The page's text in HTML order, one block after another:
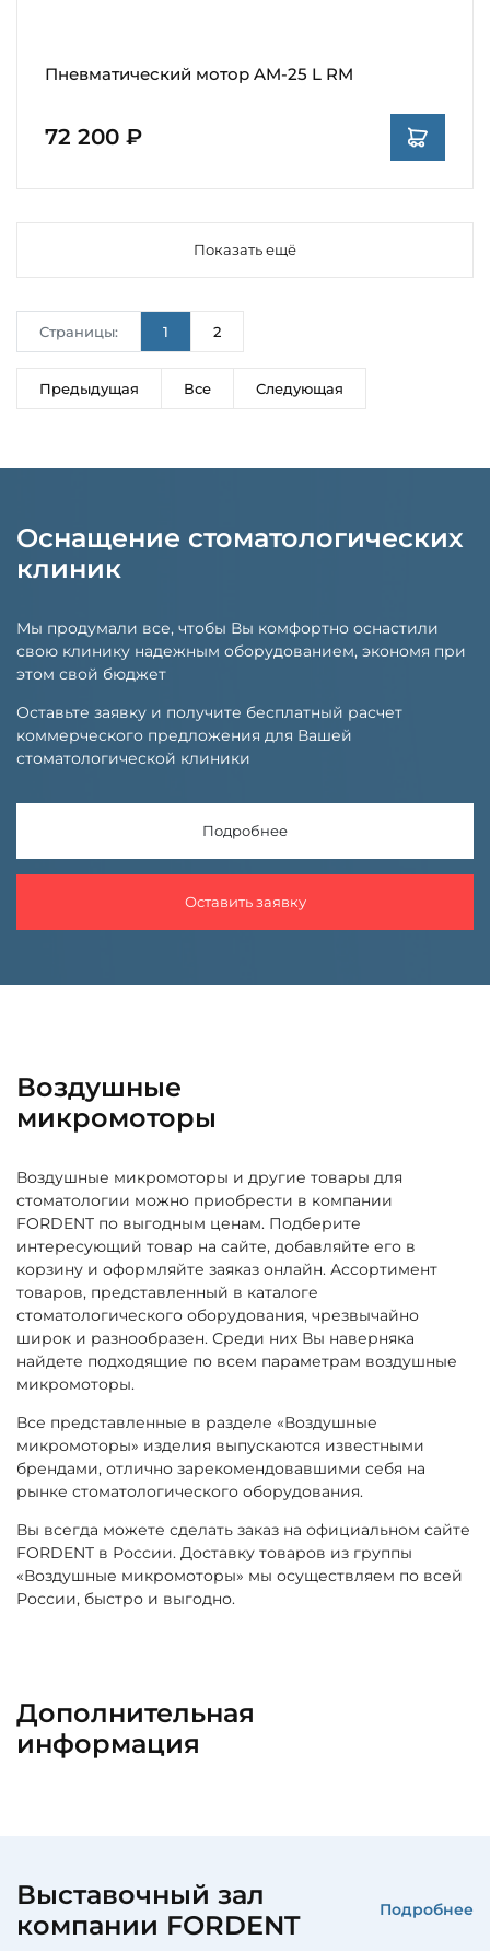
Пневматический мотор AM-25 L RM
72 200 ₽
Показать ещё
Страницы: 1 2
Предыдущая Все Следующая
Оснащение стоматологических
клиник
Мы продумали все, чтобы Вы комфортно оснастили
свою клинику надежным оборудованием, экономя при
этом свой бюджет
Оставьте заявку и получите бесплатный расчет
коммерческого предложения для Вашей
стоматологической клиники
Подробнее
Оставить заявку
Воздушные
микромоторы
Воздушные микромоторы и другие товары для
стоматологии можно приобрести в компании
FORDENT по выгодным ценам. Подберите
интересующий товар на сайте, добавляйте его в
корзину и оформляйте заяказ онлайн. Ассортимент
товаров, представленный в каталоге
стоматологического оборудования, чрезвычайно
широк и разнообразен. Среди них Вы наверняка
найдете подходящие по всем параметрам воздушные
микромоторы.
Все представленные в разделе «Воздушные
микромоторы» изделия выпускаются известными
брендами, отлично зарекомендовавшими себя на
рынке стоматологического оборудования.
Вы всегда можете сделать заказ на официальном сайте
FORDENT в России. Доставку товаров из группы
«Воздушные микромоторы» мы осуществляем по всей
России, быстро и выгодно.
Дополнительная
информация
Выставочный зал
компании FORDENT
Подробнее